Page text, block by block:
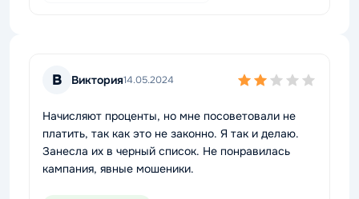
В Виктория14.05.2024
Начисляют проценты, но мне посоветовали не
платить, так как это не законно. Я так и делаю.
Занесла их в черный список. Не понравилась
кампания, явные мошеники.